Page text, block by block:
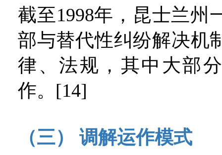
截至1998年，昆士兰州
部与替代性纠纷解决机
律、法规，其中大部
作。[14]
（三） 调解运作模式